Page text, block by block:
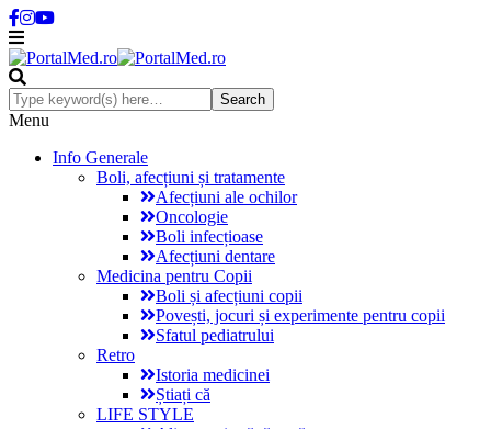
Menu
Info Generale
Boli, afecțiuni și tratamente
Afecțiuni ale ochilor
Oncologie
Boli infecțioase
Afecțiuni dentare
Medicina pentru Copii
Boli și afecțiuni copii
Povești, jocuri și experimente pentru copii
Sfatul pediatrului
Retro
Istoria medicinei
Știați că
LIFE STYLE